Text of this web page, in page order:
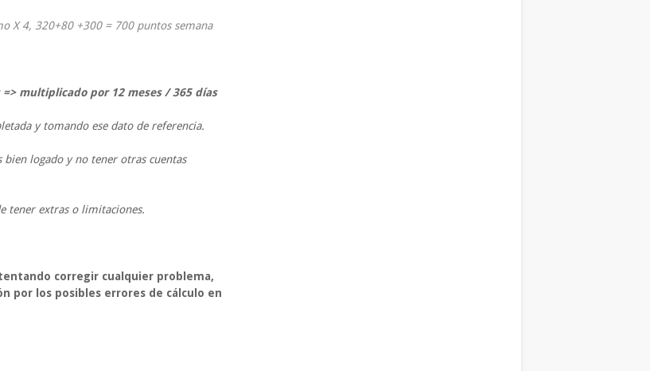
X 4, 320+80 +300 = 700 puntos semana
multiplicado por 12 meses / 365 días
y tomando ese dato de referencia.
bien logado y no tener otras cuentas
tener extras o limitaciones.
corregir cualquier problema,
por los posibles errores de cálculo en